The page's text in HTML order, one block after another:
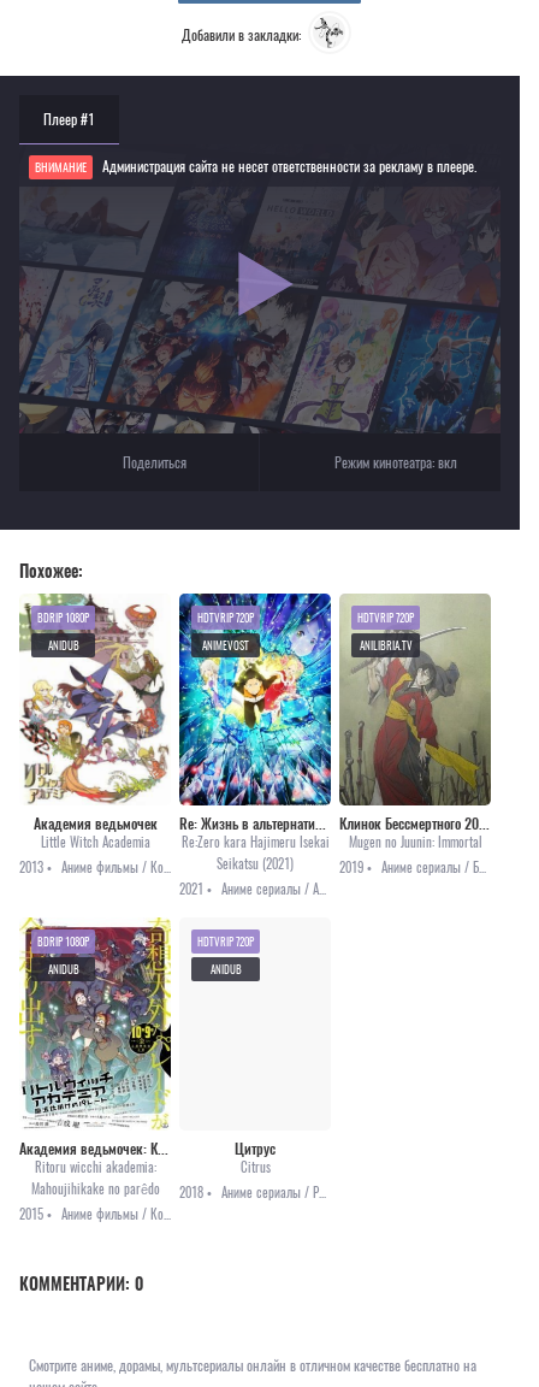
Добавили в закладки:
Плеер #1
ВНИМАНИЕ Администрация сайта не несет ответственности за рекламу в плеере.
Если видео не работает, обновите страницу или выберите другой плеер!
Для просмотра некоторых аниме необходимо установить VPN
Текущее воспроизведение：Ведьмина служба доставки [1989]
Поделиться Режим кинотеатра:вкл
Похожее:
Академия ведьмочек
Little Witch Academia
2013 •
Аниме фильмы / Комедия / Приключения / Фэнтези
BDRIP 1080P
ANIDUB
Re:Zero kara Hajimeru Isekai
Seikatsu (2021)
2021 •
Аниме сериалы / Аниме 2021 / Драма / Триллер / Фэнтези
HDTVRIP 720P
ANIMEVOST
Mugen no Juunin: Immortal
2019 •
Аниме сериалы / Боевые искусства / Приключения
HDTVRIP 720P
ANILIBRIA.TV
Ritoru wicchi akademia:
Mahoujihikake no parêdo
2015 •
BDRIP 1080P
ANIDUB
Цитрус
Citrus
2018 •
HDTVRIP 720P
ANIDUB
КОММЕНТАРИИ: 0
Смотрите аниме, дорамы, мультсериалы онлайн в отличном качестве бесплатно на